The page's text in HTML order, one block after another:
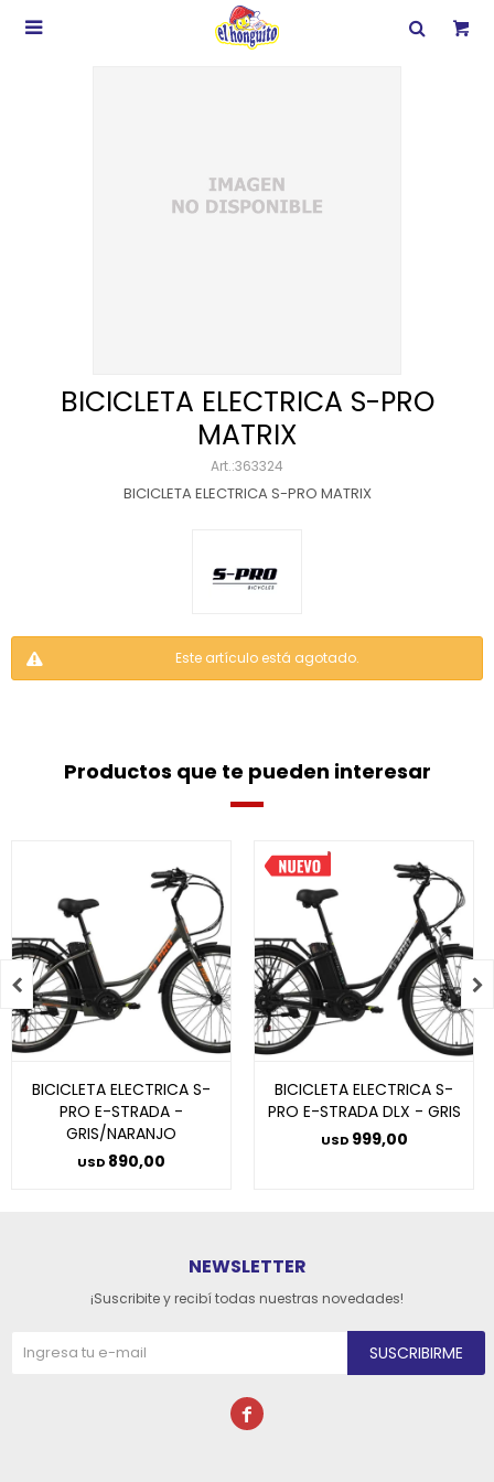

BICICLETA ELECTRICA S-PRO
MATRIX
363324
BICICLETA ELECTRICA S-PRO MATRIX
Este artículo está agotado.
Productos que te pueden interesar
BICICLETA ELECTRICA S-
PRO E-STRADA -
GRIS/NARANJO
USD 890,00
BICICLETA ELECTRICA S-
PRO E-STRADA DLX - GRIS
USD 999,00
 
NEWSLETTER
¡Suscribite y recibí todas nuestras novedades!
SUSCRIBIRME
